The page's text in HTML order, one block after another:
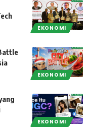
EKONOMI
EKONOMI
EKONOMI